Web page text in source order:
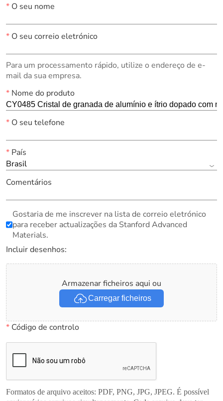
*O seu nome
*O seu correio eletrónico
Para um processamento rápido, utilize o endereço de e-
mail da sua empresa.
*Nome do produto
*O seu telefone
*País
Brasil
Comentários
Gostaria de me inscrever na lista de correio eletrónico
para receber actualizações da Stanford Advanced
Materials.
Incluir desenhos:
Armazenar ficheiros aqui ou
Carregar ficheiros
*Código de controlo
Formatos de arquivo aceitos: PDF, PNG, JPG, JPEG. É possível